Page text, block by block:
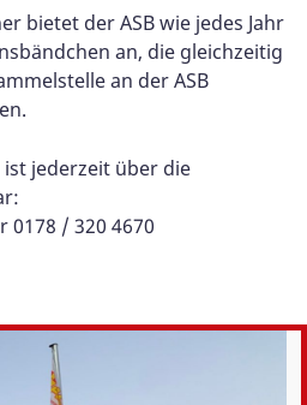
bietet der ASB wie jedes Jahr
an, die gleichzeitig
an der ASB
jederzeit über die
0178 / 320 4670